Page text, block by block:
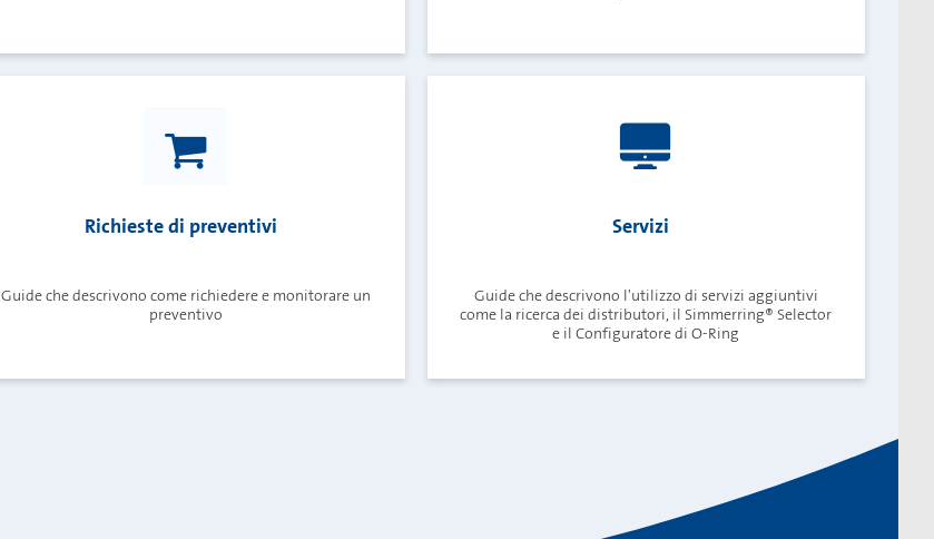
Richieste di preventivi
Guide che descrivono come richiedere e monitorare un
preventivo
Servizi
Guide che descrivono l'utilizzo di servizi aggiuntivi
come la ricerca dei distributori, il Simmerring® Selector
e il Configuratore di O-Ring